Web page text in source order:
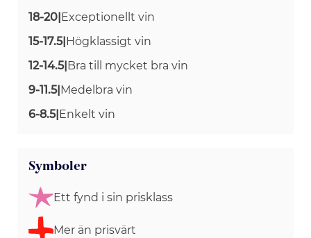
18-20 Exceptionellt vin
15-17.5| Högklassigt vin
12-14.5| Bra till mycket bra vin
9-11.5| Medelbra vin
6-8.5| Enkelt vin
Symboler
Ett fynd i sin prisklass
Mer än prisvärt